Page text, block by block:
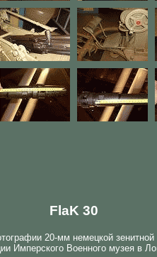
FlaK 30
20-мм немецкой
Имперского Военного музея в